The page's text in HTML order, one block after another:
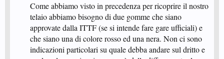
Come abbiamo visto in precedenza per ricoprire il nostro
telaio abbiamo bisogno di due gomme che siano
approvate dalla ITTF (se si intende fare gare ufficiali) e
che siano una di colore rosso ed una nera. Non ci sono
indicazioni particolari su quale debba andare sul dritto e